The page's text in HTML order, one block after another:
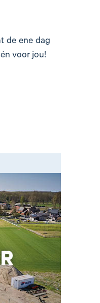
de ene dag
voor jou!